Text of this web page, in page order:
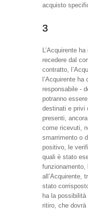
acquisto
3
L’Acquirente
recedere dal
contratto,
l’Acquirente
responsabile -
potranno
destinati e privi
presenti,
come ricevuti,
smarrimento o
positivo, le
quali è stato
funzionamento,
all’Acquirente,
stato
ha la
ritiro, che